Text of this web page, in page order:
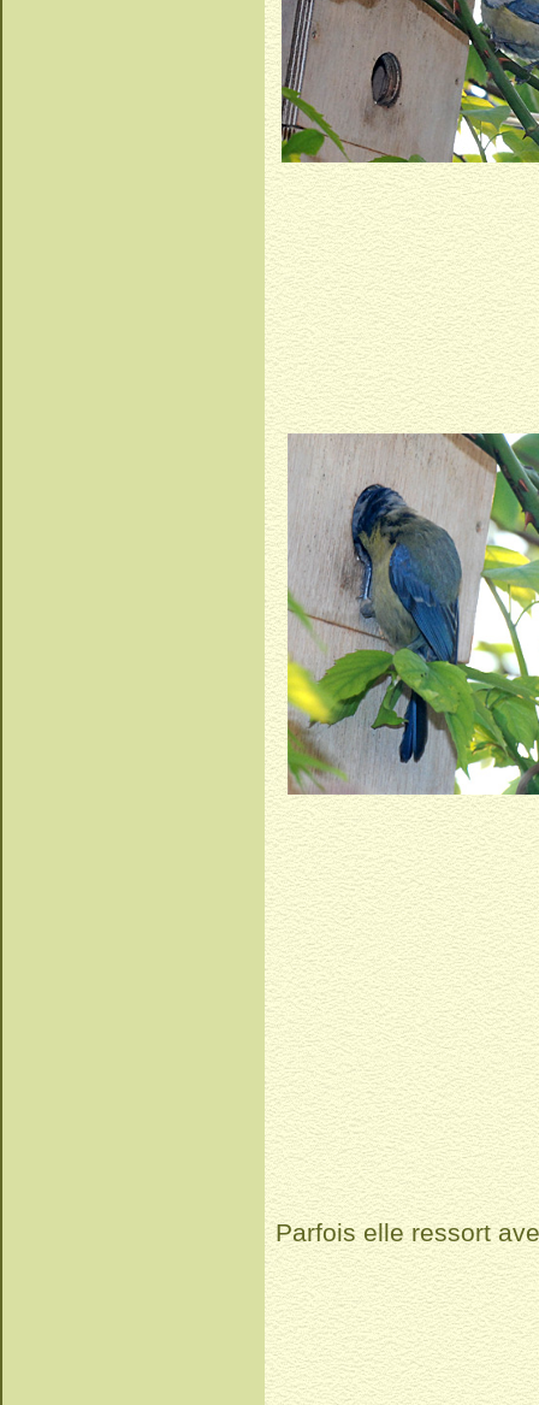
Parfois elle ressort